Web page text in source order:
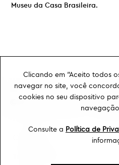
Museu da Casa Brasileira.
Clicando em "Aceito todos
navegar no site, você
cookies no seu dispositivo
Consulte a Política de